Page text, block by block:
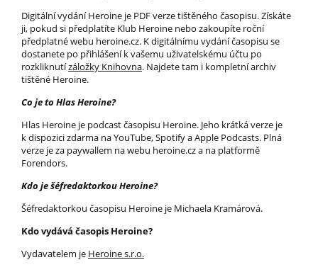
Digitální vydání Heroine je PDF verze tištěného časopisu. Získáte
ji, pokud si předplatíte Klub Heroine nebo zakoupíte roční
předplatné webu heroine.cz. K digitálnímu vydání časopisu se
dostanete po přihlášení k vašemu uživatelskému účtu po
rozkliknutízáložky Knihovna. Najdete tam i kompletní archiv
tištěné Heroine.
Co je to Hlas Heroine?
Hlas Heroine je podcast časopisu Heroine. Jeho krátká verze je
k dispozici zdarma na YouTube, Spotify a Apple Podcasts. Plná
verze je za paywallem na webu heroine.cz a na platformě
Forendors.
Kdo je šéfredaktorkou Heroine?
Šéfredaktorkou časopisu Heroine je Michaela Kramárová.
Kdo vydává časopis Heroine?
Vydavatelem je Heroine s.r.o.